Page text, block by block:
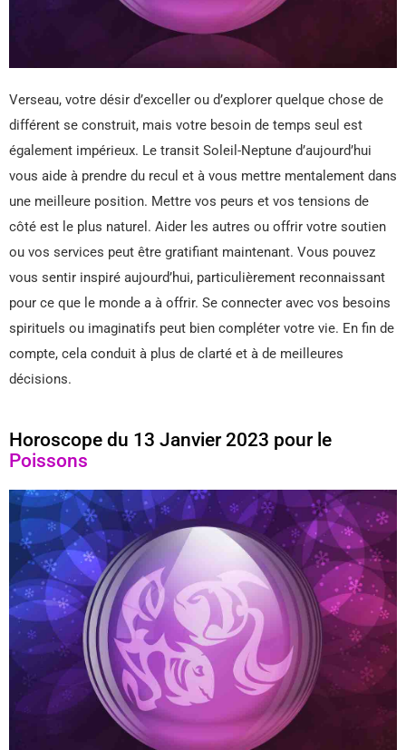
Verseau, votre désir d’exceller ou d’explorer quelque chose de
différent se construit, mais votre besoin de temps seul est
également impérieux. Le transit Soleil-Neptune d’aujourd’hui
vous aide à prendre du recul et à vous mettre mentalement dans
une meilleure position. Mettre vos peurs et vos tensions de
côté est le plus naturel. Aider les autres ou offrir votre soutien
ou vos services peut être gratifiant maintenant. Vous pouvez
vous sentir inspiré aujourd’hui, particulièrement reconnaissant
pour ce que le monde a à offrir. Se connecter avec vos besoins
spirituels ou imaginatifs peut bien compléter votre vie. En fin de
compte, cela conduit à plus de clarté et à de meilleures
décisions.
Horoscope du 13 Janvier 2023 pour le
Poissons